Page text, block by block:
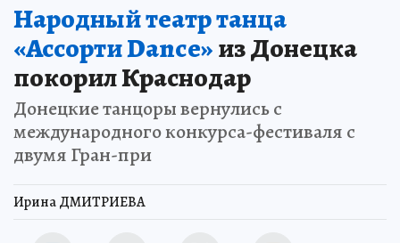
Народный театр танца
«Ассорти Dance»из Донецка
покорил Краснодар
Донецкие танцоры вернулись с
международного конкурса-фестиваля с
двумя Гран-при
Ирина ДМИТРИЕВА